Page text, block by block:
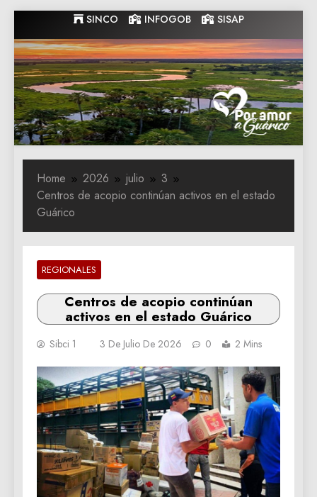
to
content
SINCO INFOGOB SISAP
Gobernacion
de Guarico
Gobernacion de Guarico
Home 2026 julio
3
Centros de acopio continúan activos en el estado
Guárico
REGIONALES
Centros de acopio continúan
activos en el estado Guárico
Sibci 1 3 De Julio De 2026 0 2 Mins